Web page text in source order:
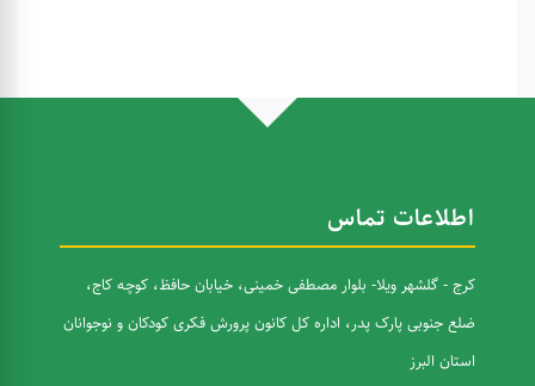
اطلاعات تماس
کرج - گلشهر ویلا- بلوار مصطفی خمینی، خیابان حافظ، کوچه کاج،
ضلع جنوبی پارک پدر، اداره کل کانون پرورش فکری کودکان و نوجوانان
استان البرز